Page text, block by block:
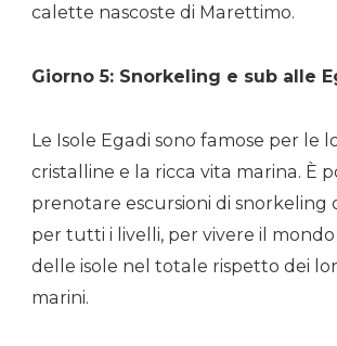
calette nascoste di Marettimo.
Giorno 5: Snorkeling e sub alle
Le Isole Egadi sono famose per le
cristalline e la ricca vita marina. È
prenotare escursioni di snorkeling
per tutti i livelli, per vivere il
delle isole nel totale rispetto dei
marini.